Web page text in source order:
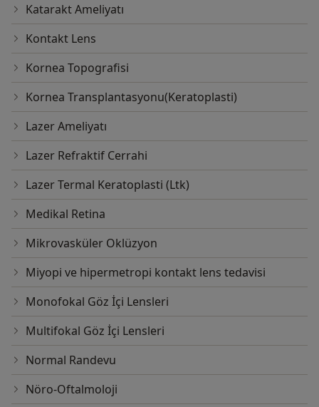
Katarakt Ameliyatı
Kontakt Lens
Kornea Topografisi
Kornea Transplantasyonu(Keratoplasti)
Lazer Ameliyatı
Lazer Refraktif Cerrahi
Lazer Termal Keratoplasti (Ltk)
Medikal Retina
Mikrovasküler Oklüzyon
Miyopi ve hipermetropi kontakt lens tedavisi
Monofokal Göz İçi Lensleri
Multifokal Göz İçi Lensleri
Normal Randevu
Nöro-Oftalmoloji